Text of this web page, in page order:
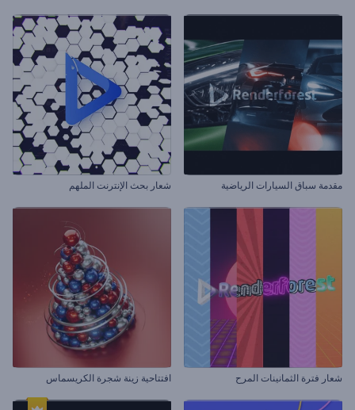
مقدمة سباق السيارات الرياضية شعار بحث الإنترنت الملهم
شعار فترة الثمانينات المرح افتتاحية زينة شجرة الكريسماس